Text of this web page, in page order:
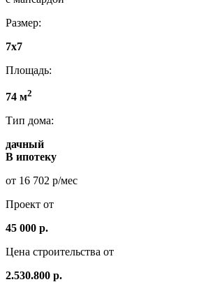
Размер:
7х7
Площадь:
74 м2
Тип дома:
дачный
В ипотеку
от 16 702 р/мес
Проект от
45 000 р.
Цена строительства от
2.530.800 р.